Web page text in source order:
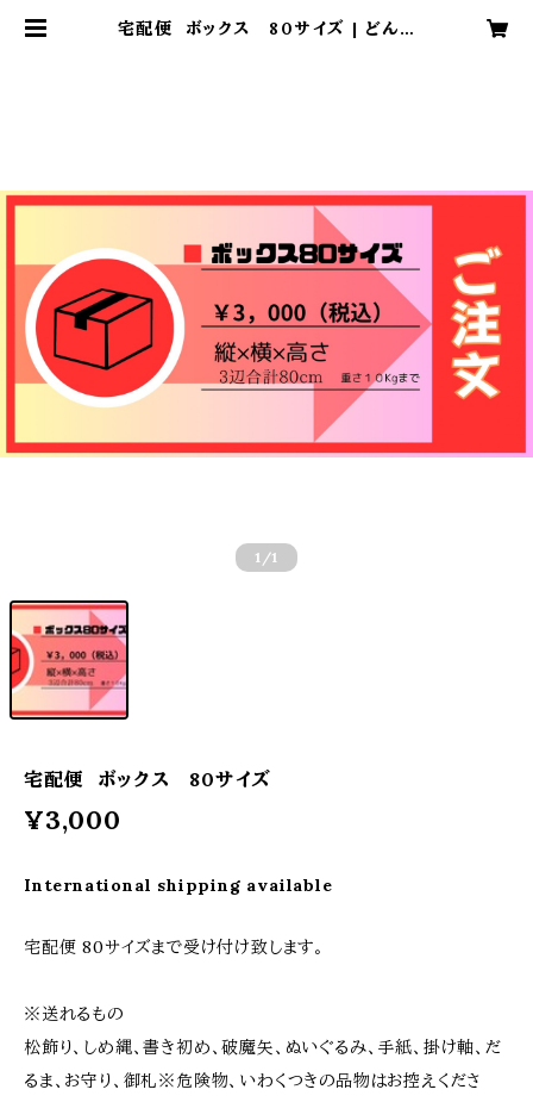
宅配便 ボックス 80サイズ | どんど
1 /1
宅配便 ボックス 80サイズ
¥3,000
International shipping available
宅配便 80サイズまで受け付け致します。
※送れるもの
松飾り、しめ縄、書き初め、破魔矢、ぬいぐるみ、手紙、掛け軸、だ
るま、お守り、御札※危険物、いわくつきの品物はお控えくださ